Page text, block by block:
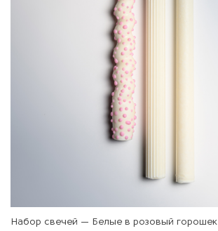
Набор свечей — Белые в розовый горошек